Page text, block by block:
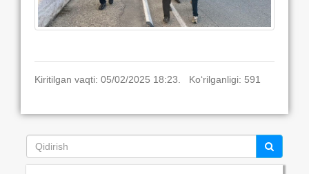
Kiritilgan vaqti: 05/02/2025 18:23. Ko‘rilganligi: 591